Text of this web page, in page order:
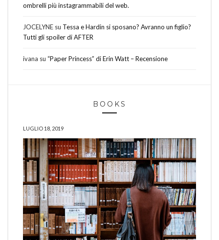
ombrelli più instagrammabili del web.
JOCELYNE su Tessa e Hardin si sposano? Avranno un figlio?
Tutti gli spoiler di AFTER
ivana su “Paper Princess” di Erin Watt – Recensione
BOOKS
LUGLIO 18, 2019